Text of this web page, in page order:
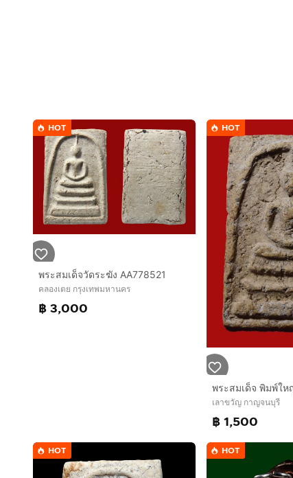
HOT
พระสมเด็จวัดระฆัง AA778521
คลองเตย กรุงเทพมหานคร
฿ 3,000
HOT
พระสมเด็จ พิมพ์ให
เลาขวัญ กาญจนบุรี
฿ 1,500
HOT HOT